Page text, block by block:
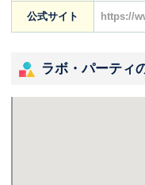
公式サイト https://
ラボ・パーティ